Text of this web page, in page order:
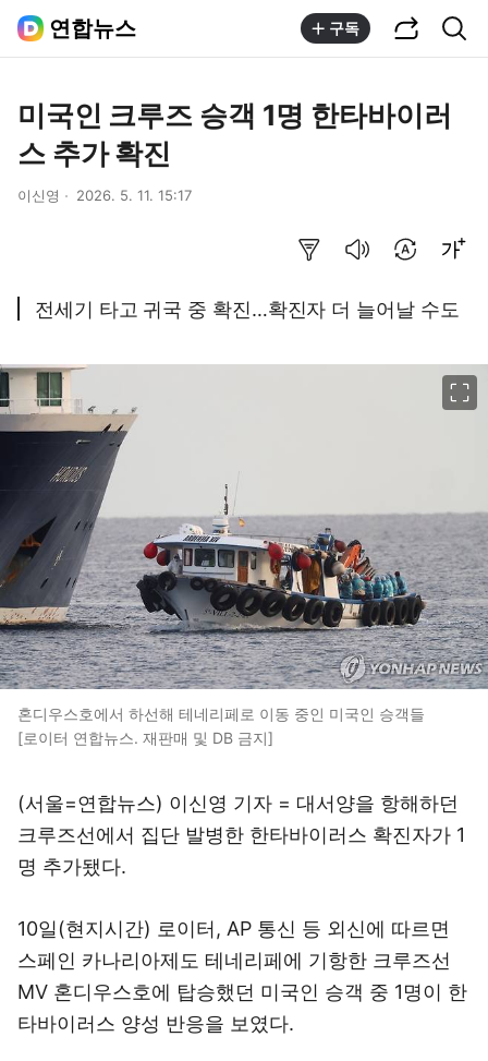
연합뉴스 구독
미국인 크루즈 승객 1명 한타바이러
스 추가 확진
이신영 2026. 5. 11. 15:17
전세기 타고 귀국 중 확진…확진자 더 늘어날 수도
혼디우스호에서 하선해 테네리페로 이동 중인 미국인 승객들
[로이터 연합뉴스. 재판매 및 DB 금지]
(서울=연합뉴스) 이신영 기자 = 대서양을 항해하던
크루즈선에서 집단 발병한 한타바이러스 확진자가 1
명 추가됐다.
10일(현지시간) 로이터, AP 통신 등 외신에 따르면
스페인 카나리아제도 테네리페에 기항한 크루즈선
MV 혼디우스호에 탑승했던 미국인 승객 중 1명이 한
타바이러스 양성 반응을 보였다.